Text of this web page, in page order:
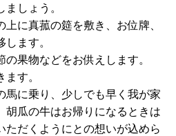
しょう。
に真菰の筵を敷き、お位牌、
ます。
果物などをお供えします。
す。
馬に乗り、少しでも早く我が家
胡瓜の牛はお帰りになるときは
ただくようにとの想いが込めら